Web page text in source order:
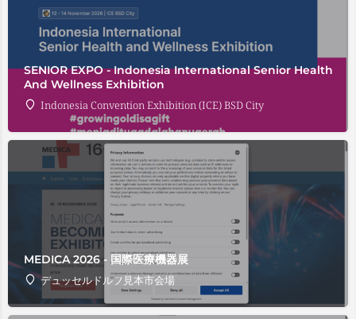
SENIOR EXPO - Indonesia International Senior Health
And Wellness Exhibition
Indonesia Convention Exhibition (ICE) BSD City
MEDICA 2026 - 国際医療機器展
デュッセルドルフ見本市会場